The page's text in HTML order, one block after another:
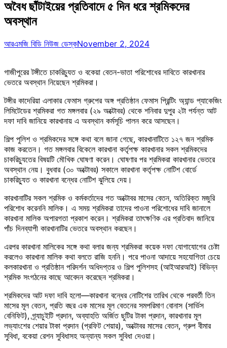
অবৈধ ছাঁটাইয়ের প্রতিবাদে ৫ দিন ধরে শ্রমিকদের
অবস্থান
আরএমজি বিডি নিউজ ডেস্কNovember 2, 2024
গাজীপুরের টঙ্গীতে চাকরিচ্যুত ও বকেয়া বেতন-ভাতা পরিশোধের দাবিতে কারখানার
ভেতরে অবস্থান নিয়েছেন শ্রমিকরা।
টঙ্গীর কাদেরিয়া এলাকার ফেমাস গ্রুপের অঙ্গ প্রতিষ্ঠান ফেমাস প্রিন্টিং অ্যান্ড প্যাকেজিং
লিমিটেডের শ্রমিকরা গত মঙ্গলবার (২৯ অক্টোবর) থেকে শনিবার দুপুর ২টা পর্যন্ত আট
দফা দাবি জানিয়ে কারখানায় এ অবস্থান কর্মসূচি পালন করে আসছেন।
শিল্প পুলিশ ও শ্রমিকদের সঙ্গে কথা বলে জানা গেছে, কারখানাটিতে ১২৭ জন শ্রমিক
কাজ করতেন। গত মঙ্গলবার বিকেলে কারখানা কর্তৃপক্ষ কারখানার সকল শ্রমিকদের
চাকরিচ্যুতের বিষয়টি মৌখিক ঘোষণা করেন। ঘোষণার পর শ্রমিকরা কারখানার ভেতরে
অবস্থান নেয়। বুধবার (৩০ অক্টোবর) সকালে কারখানা কর্তৃপক্ষ নোটিশ বোর্ডে
চাকরিচ্যুত ও কারখানা বন্ধের নোটিশ ঝুলিয়ে দেয়।
কারখানাটির সকল শ্রমিক ও কর্মকর্তাদের গত অক্টোবর মাসের বেতন, অতিরিক্ত মজুরি
পরিশোধ করেননি মালিক। এ সময় শ্রমিকরা তাদের পাওনা পরিশোধের দাবি জানালে
কারখানা মালিক অপারগতা প্রকাশ করেন। শ্রমিকরা তাৎক্ষণিক এর প্রতিবাদ জানিয়ে
পাঁচ দিনব্যাপী কারখানাটির ভেতরে অবস্থান করছেন।
এরপর কারখানা মালিকের সঙ্গে কথা বলার জন্য শ্রমিকরা কয়েক দফা যোগাযোগের চেষ্টা
করলেও কারখানা মালিক কথা বলতে রাজি হননি। পরে পাওনা আদায়ে সহযোগিতা চেয়ে
কলকারখানা ও প্রতিষ্ঠান পরিদর্শন অধিদপ্তর ও শিল্প পুলিশসহ (আইআরআই) বিভিন্ন
শ্রমিক সংগঠনের কাছে আবেদন করেছেন শ্রমিকরা।
শ্রমিকদের আট দফা দাবি হলো—কারখানা বন্ধের নোটিশের তারিখ থেকে পরবর্তী তিন
মাসের মূল বেতন, প্রতি বছর এক মাসের মূল বেতনের সমপরিমাণ বোনাস (সার্ভিস
বেনিফিট), গ্র্যাচুইটি প্রদান, অব্যাহতি অর্জিত ছুটির টাকা প্রদান, কারখানার মূল
লভ্যাংশের শেয়ার টাকা প্রদান (প্রফিট শেয়ার), অক্টোবর মাসের বেতন, গ্রুপ বীমার
সুবিধা, বকেয়া রেশন সুবিধাসহ অন্যান্য সকল সুবিধা দেওয়া।